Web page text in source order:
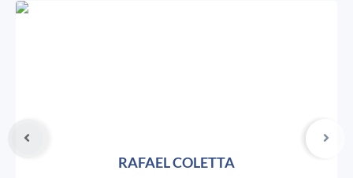
RAFAEL COLETTA